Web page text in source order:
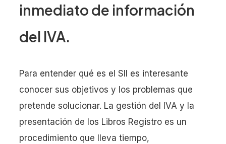
inmediato de información
del IVA.
Para entender qué es el SII es interesante
conocer sus objetivos y los problemas que
pretende solucionar. La gestión del IVA y la
presentación de los Libros Registro es un
procedimiento que lleva tiempo,